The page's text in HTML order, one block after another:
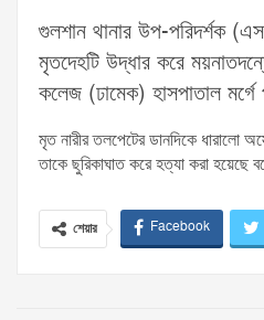
গুলশান থানার উপ-পরিদর্শক
মৃতদেহটি উদ্ধার করে
কলেজ (ঢামেক) হাসপাতাল মর্গে
মৃত নারীর তলপেটের ডানদিকে ধারালো
তাকে ছুরিকাঘাত করে হত্যা করা হয়েছে
শেয়ার Facebook